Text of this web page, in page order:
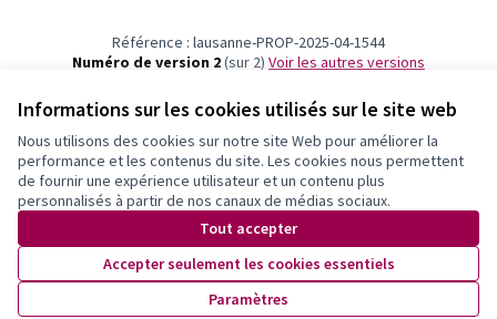
Informations sur les cookies utilisés sur le site web
Nous utilisons des cookies sur notre site Web pour améliorer la
performance et les contenus du site. Les cookies nous permettent
de fournir une expérience utilisateur et un contenu plus
personnalisés à partir de nos canaux de médias sociaux.
Tout accepter
Accepter seulement les cookies essentiels
Paramètres
Référence : lausanne-PROP-2025-04-1544
Numéro de version 2(sur 2)
voir les autres versions
Newsletter
Inscrivez-vous pour être tenu·e au courant de nos activités!